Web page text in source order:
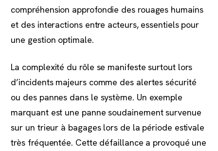
compréhension approfondie des rouages humains
et des interactions entre acteurs, essentiels pour
une gestion optimale.
La complexité du rôle se manifeste surtout lors
d’incidents majeurs comme des alertes sécurité
ou des pannes dans le système. Un exemple
marquant est une panne soudainement survenue
sur un trieur à bagages lors de la période estivale
très fréquentée. Cette défaillance a provoqué une